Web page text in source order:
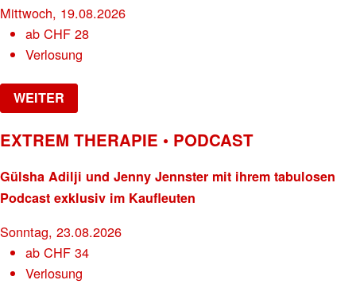
Mittwoch, 19.08.2026
abCHF 28
Verlosung
WEITER
EXTREM THERAPIE • PODCAST
Gülsha Adilji und Jenny Jennster mit ihrem tabulosen
Podcast exklusiv im Kaufleuten
Sonntag, 23.08.2026
abCHF 34
Verlosung